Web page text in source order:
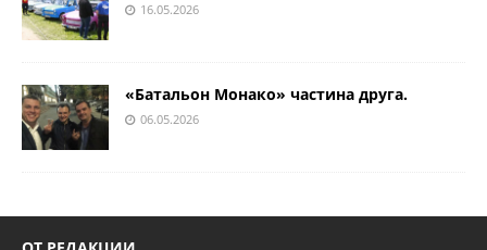
16.05.2026
«Батальон Монако» частина друга.
06.05.2026